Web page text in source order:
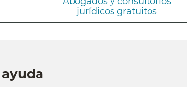
jurídicos gratuitos